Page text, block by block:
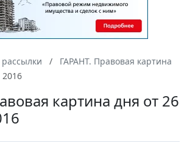
ГАРАНТ. Правовая картина
картина дня от 26